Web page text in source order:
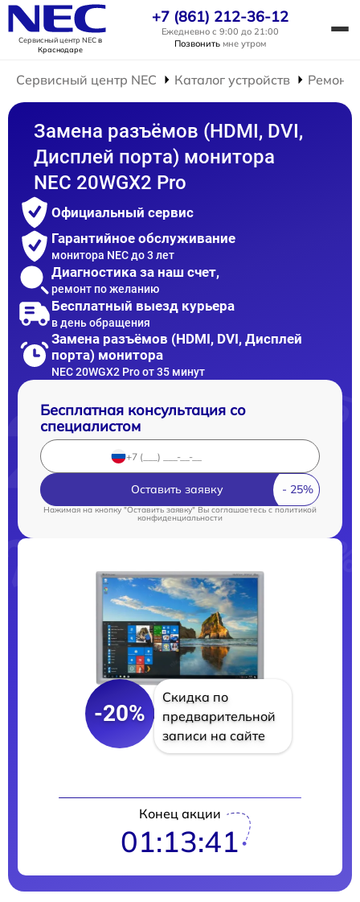
Сервисный центр NECв
Краснодаре
+7 (861) 212-36-12
Ежедневно с 9:00 до 21:00
Позвонить мне утром
Сервисный центр NEC Каталог устройств Ремонт
Замена разъёмов (HDMI, DVI,
Дисплей порта) монитора
NEC 20WGX2 Pro
Официальный сервис
Гарантийное обслуживание
монитора NEC до 3 лет
Диагностика за наш счет,
ремонт по желанию
Бесплатный выезд курьера
в день обращения
Замена разъёмов (HDMI, DVI, Дисплей
порта) монитора
NEC 20WGX2 Pro от 35 минут
Бесплатная консультация со
специалистом
Оставить заявку
Нажимая на кнопку "Оставить заявку" Вы соглашаетесь cполитикой
конфиденциальности
-20%
Скидка по
предварительной
записи на сайте
Конец акции
01:13:41